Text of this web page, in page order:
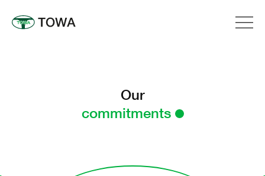
Our
commitments